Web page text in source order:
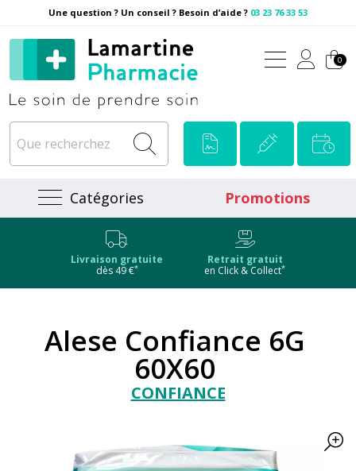
Une question ? Un conseil ? Besoin d’aide ? 03 23 76 33 53
Pharmacie Lamartine
0
Catégories Promotions
Livraison gratuite
dès 49 €*
Retrait gratuit
en Click & Collect*
Alese Confiance 6G
60X60
CONFIANCE